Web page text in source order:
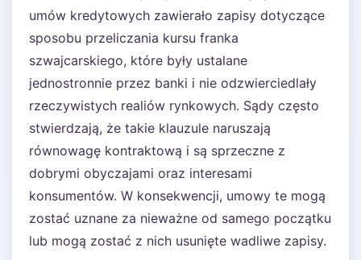
umów kredytowych zawierało zapisy dotyczące
sposobu przeliczania kursu franka
szwajcarskiego, które były ustalane
jednostronnie przez banki i nie odzwierciedlały
rzeczywistych realiów rynkowych. Sądy często
stwierdzają, że takie klauzule naruszają
równowagę kontraktową i są sprzeczne z
dobrymi obyczajami oraz interesami
konsumentów. W konsekwencji, umowy te mogą
zostać uznane za nieważne od samego początku
lub mogą zostać z nich usunięte wadliwe zapisy.